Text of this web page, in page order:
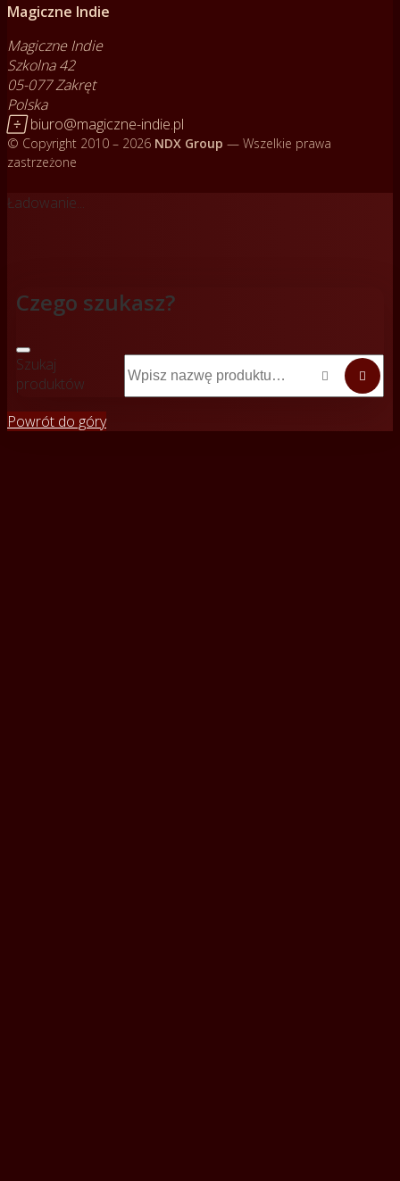
Magiczne Indie
Magiczne Indie
Szkolna 42
05-077 Zakręt
Polska
 biuro@magiczne-indie.pl
© Copyright 2010 – 2026 NDX Group — Wszelkie prawa
zastrzeżone
Ładowanie...
Czego szukasz?
Szukaj
produktów
 
Powrót do góry